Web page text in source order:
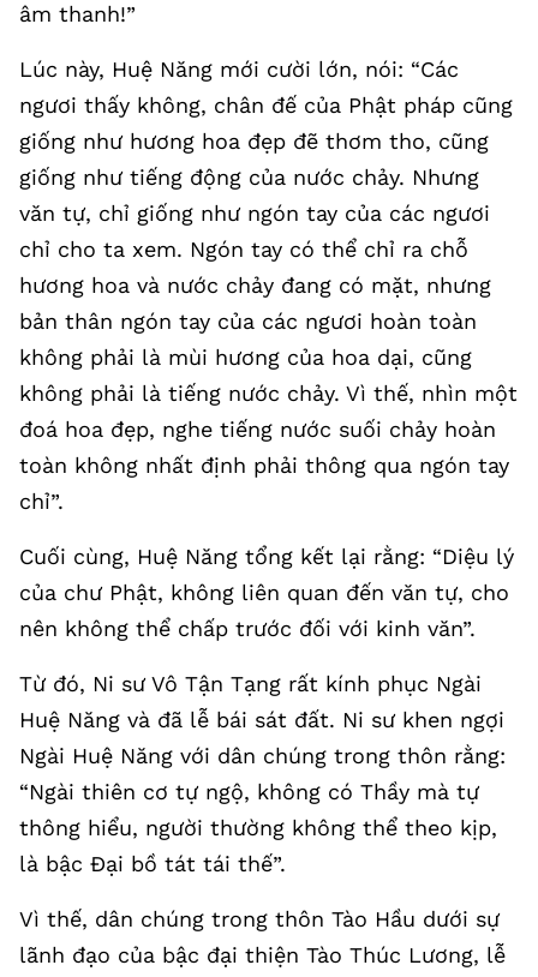
âm thanh!”
Lúc này, Huệ Năng mới cười lớn, nói: “Các
ngươi thấy không, chân đế của Phật pháp cũng
giống như hương hoa đẹp đẽ thơm tho, cũng
giống như tiếng động của nước chảy. Nhưng
văn tự, chỉ giống như ngón tay của các ngươi
chỉ cho ta xem. Ngón tay có thể chỉ ra chỗ
hương hoa và nước chảy đang có mặt, nhưng
bản thân ngón tay của các ngươi hoàn toàn
không phải là mùi hương của hoa dại, cũng
không phải là tiếng nước chảy. Vì thế, nhìn một
đoá hoa đẹp, nghe tiếng nước suối chảy hoàn
toàn không nhất định phải thông qua ngón tay
chỉ”.
Cuối cùng, Huệ Năng tổng kết lại rằng: “Diệu lý
của chư Phật, không liên quan đến văn tự, cho
nên không thể chấp trước đối với kinh văn”.
Từ đó, Ni sư Vô Tận Tạng rất kính phục Ngài
Huệ Năng và đã lễ bái sát đất. Ni sư khen ngợi
Ngài Huệ Năng với dân chúng trong thôn rằng:
“Ngài thiên cơ tự ngộ, không có Thầy mà tự
thông hiểu, người thường không thể theo kịp,
là bậc Đại bồ tát tái thế”.
Vì thế, dân chúng trong thôn Tào Hầu dưới sự
lãnh đạo của bậc đại thiện Tào Thúc Lương, lễ